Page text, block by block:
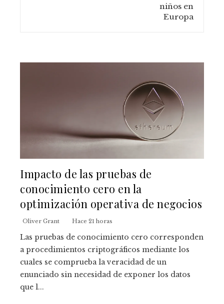
Impacto de las pruebas de
conocimiento cero en la
optimización operativa de negocios
Oliver Grant Hace 21 horas
Las pruebas de conocimiento cero corresponden
a procedimientos criptográficos mediante los
cuales se comprueba la veracidad de un
enunciado sin necesidad de exponer los datos
que l...